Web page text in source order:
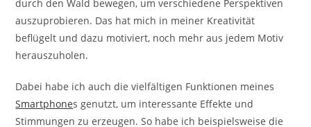
durch den Wald bewegen, um verschiedene Perspektiven
auszuprobieren. Das hat mich in meiner Kreativität
beflügelt und dazu motiviert, noch mehr aus jedem Motiv
herauszuholen.
Dabei habe ich auch die vielfältigen Funktionen meines
Smartphones genutzt, um interessante Effekte und
Stimmungen zu erzeugen. So habe ich beispielsweise die